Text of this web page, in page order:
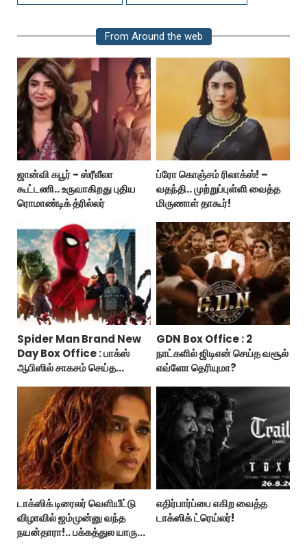
From Around the web
ஜான்வி கபூர் - ஸ்ரீலீலா
கூட்டணி.. உருவாகிறது புதிய
ரொமாண்டிக் த்ரில்லர்
ப்ரோ கொஞ்சம் ரிலாக்ஸ்! –
வதந்தி.. முற்றுப்புள்ளி வைத்த
மிருணாள் தாகூர்!
Spider Man Brand New
Day Box Office : பாக்ஸ்
ஆபிஸில் சாகசம் செய்த
GDN Box Office : 2
நாட்களில் ஜிடிஎன் செய்த வசூல்
எவ்ளோ தெரியுமா?
டாக்ஸிக் டிரைலர் வெளியீட்டு
விழாவில் ஜம்முன்னு வந்த
நயன்தாரா!.. பக்கத்துல யாரு
எதிர்பார்ப்பை எகிற வைத்த
டாக்ஸிக் ட்ரெய்லர்!